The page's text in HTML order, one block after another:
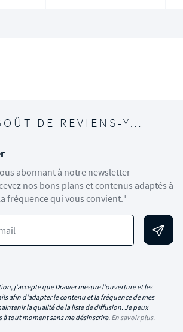
DE REVIENS-Y…
abonnant à notre newsletter
nos bons plans et contenus adaptés à
fréquence qui vous convient.¹
j'accepte que Drawer mesure l'ouverture et les
afin d'adapter le contenu et la fréquence de mes
la qualité de la liste de diffusion. Je peux
à tout moment sans me désinscrire. En savoir plus.